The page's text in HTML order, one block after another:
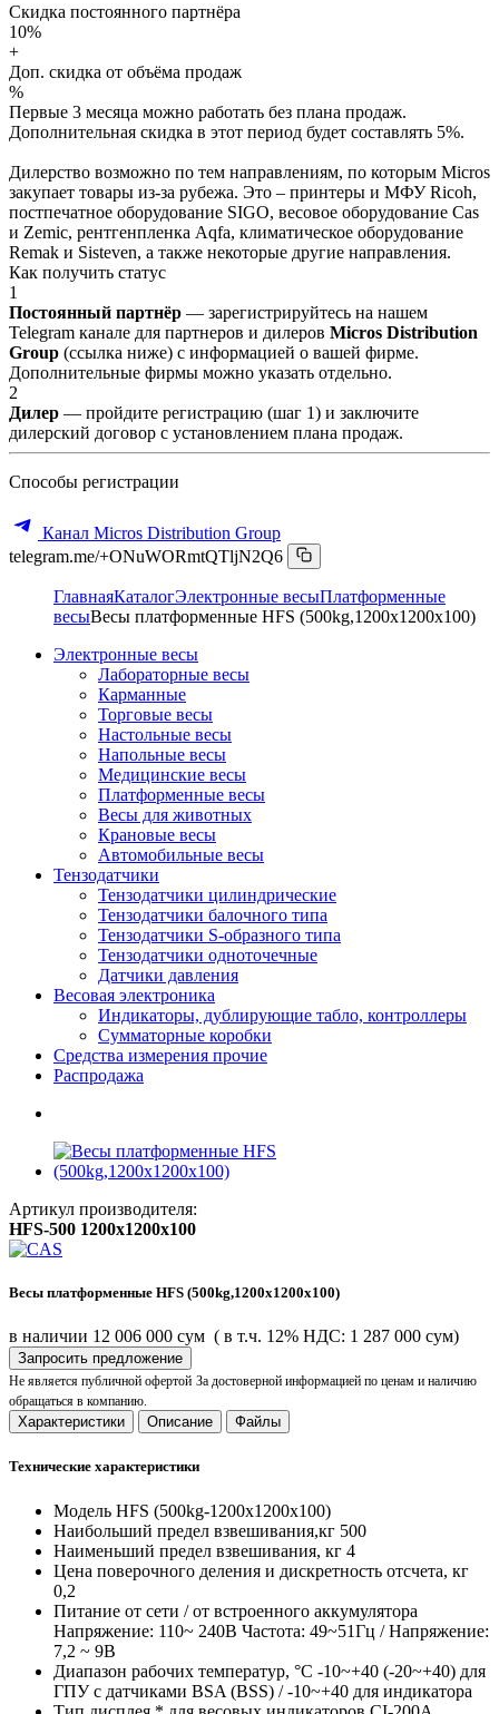
Скидка постоянного партнёра
10%
+
Доп. скидка от объёма продаж
%
Первые 3 месяца можно работать без плана продаж.
Дополнительная скидка в этот период будет составлять 5%.
Дилерство возможно по тем направлениям, по которым Micros
закупает товары из-за рубежа. Это – принтеры и МФУ Ricoh,
постпечатное оборудование SIGO, весовое оборудование Cas
и Zemic, рентгенпленка Aqfa, климатическое оборудование
Remak и Sisteven, а также некоторые другие направления.
Как получить статус
1
Постоянный партнёр — зарегистрируйтесь на нашем
Telegram канале для партнеров и дилеров Micros Distribution
Group (ссылка ниже) с информацией о вашей фирме.
Дополнительные фирмы можно указать отдельно.
2
Дилер — пройдите регистрацию (шаг 1) и заключите
дилерский договор с установлением плана продаж.
Способы регистрации
Канал Micros Distribution Group
telegram.me/+ONuWORmtQTljN2Q6
ГлавнаяКаталогЭлектронные весыПлатформенные
весыВесы платформенные HFS (500kg,1200x1200x100)
Электронные весы
Лабораторные весы
Карманные
Торговые весы
Настольные весы
Напольные весы
Медицинские весы
Платформенные весы
Весы для животных
Крановые весы
Автомобильные весы
Тензодатчики
Тензодатчики цилиндрические
Тензодатчики балочного типа
Тензодатчики S-образного типа
Тензодатчики одноточечные
Датчики давления
Весовая электроника
Индикаторы, дублирующие табло, контроллеры
Сумматорные коробки
Средства измерения прочие
Распродажа
Артикул производителя:
HFS-500 1200x1200x100
Весы платформенные HFS (500kg,1200x1200x100)
в наличии 12 006 000 сум ( в т.ч. 12% НДС: 1 287 000 сум)
Запросить предложение
Не является публичной офертой За достоверной информацией по ценам и наличию
обращаться в компанию.
Характеристики Описание Файлы
Технические характеристики
Модель HFS (500kg-1200x1200x100)
Наибольший предел взвешивания,кг 500
Наименьший предел взвешивания, кг 4
Цена поверочного деления и дискретность отсчета, кг
0,2
Питание от сети / от встроенного аккумулятора
Напряжение: 110~ 240В Частота: 49~51Гц / Напряжение:
7,2 ~ 9В
Диапазон рабочих температур, °C -10~+40 (-20~+40) для
ГПУ с датчиками BSA (BSS) / -10~+40 для индикатора